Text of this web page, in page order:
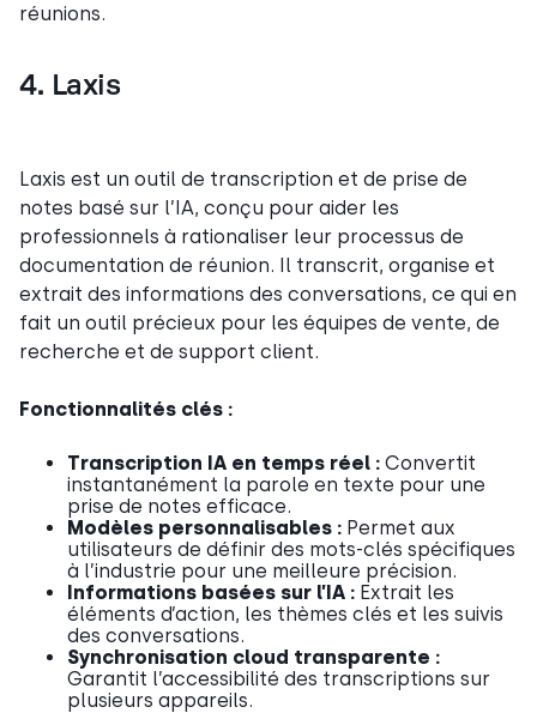
réunions.
4. Laxis
Laxis est un outil de transcription et de prise de
notes basé sur l’IA, conçu pour aider les
professionnels à rationaliser leur processus de
documentation de réunion. Il transcrit, organise et
extrait des informations des conversations, ce qui en
fait un outil précieux pour les équipes de vente, de
recherche et de support client.
Fonctionnalités clés :
Transcription IA en temps réel : Convertit
instantanément la parole en texte pour une
prise de notes efficace.
Modèles personnalisables : Permet aux
utilisateurs de définir des mots-clés spécifiques
à l’industrie pour une meilleure précision.
Informations basées sur l’IA : Extrait les
éléments d’action, les thèmes clés et les suivis
des conversations.
Synchronisation cloud transparente :
Garantit l’accessibilité des transcriptions sur
plusieurs appareils.